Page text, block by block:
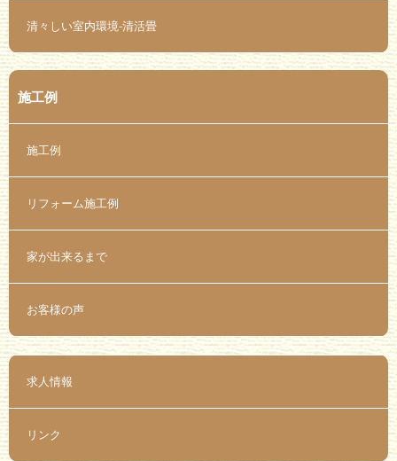
清々しい室内環境-清活畳
施工例
施工例
リフォーム施工例
家が出来るまで
お客様の声
求人情報
リンク